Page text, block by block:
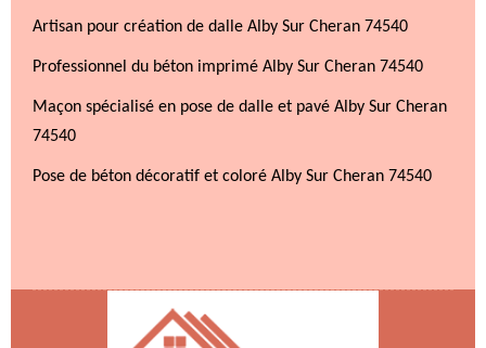
Artisan pour création de dalle Alby Sur Cheran 74540
Professionnel du béton imprimé Alby Sur Cheran 74540
Maçon spécialisé en pose de dalle et pavé Alby Sur Cheran
74540
Pose de béton décoratif et coloré Alby Sur Cheran 74540